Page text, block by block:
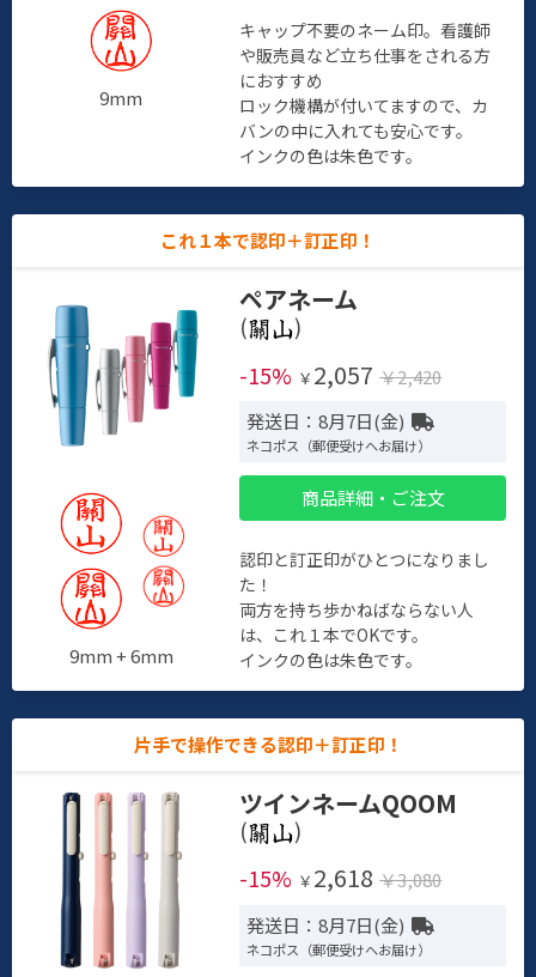
9mm
キャップ不要のネーム印。看護師
や販売員など立ち仕事をされる方
におすすめ
ロック機構が付いてますので、カ
バンの中に入れても安心です。
インクの色は朱色です。
これ１本で認印＋訂正印！
9mm + 6mm
ペアネーム
(
)
-15% ￥ 2,057 ￥2,420
発送日：8月7日(金)
ネコポス（郵便受けへお届け）
商品詳細・ご注文
認印と訂正印がひとつになりまし
た！
両方を持ち歩かねばならない人
は、これ１本でOKです。
インクの色は朱色です。
片手で操作できる認印＋訂正印！
ツインネームQOOM
(
)
-15% ￥ 2,618 ￥3,080
発送日：8月7日(金)
ネコポス（郵便受けへお届け）